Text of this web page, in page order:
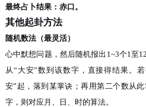
最终占卜结果：赤口。
其他起卦方法
随机数法（最灵活）
心中默想问题，然后随机报出 1~3个1至
从“大安”数到该数字，直接得结果。
安”起，落到某掌诀；再用第二个数从
字，则对应月、日、时的算法。